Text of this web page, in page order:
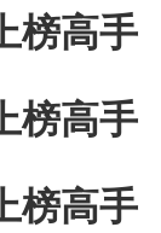
榜高手
榜高手
榜高手